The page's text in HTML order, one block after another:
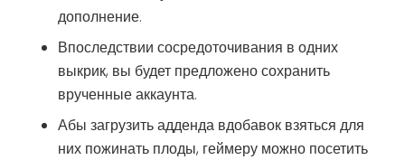
дополнение.
Впоследствии сосредоточивания в одних
выкрик, вы будет предложено сохранить
врученные аккаунта.
Абы загрузить адденда вдобавок взяться для
них пожинать плоды, геймеру можно посетить